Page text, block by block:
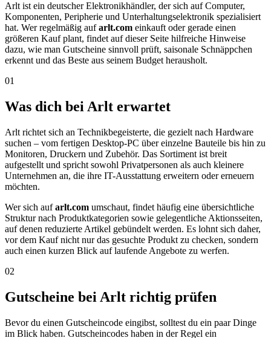
Arlt ist ein deutscher Elektronikhändler, der sich auf Computer,
Komponenten, Peripherie und Unterhaltungselektronik spezialisiert
hat. Wer regelmäßig aufarlt.com einkauft oder gerade einen
größeren Kauf plant, findet auf dieser Seite hilfreiche Hinweise
dazu, wie man Gutscheine sinnvoll prüft, saisonale Schnäppchen
erkennt und das Beste aus seinem Budget herausholt.
01
Was dich bei Arlt erwartet
Arlt richtet sich an Technikbegeisterte, die gezielt nach Hardware
suchen – vom fertigen Desktop-PC über einzelne Bauteile bis hin zu
Monitoren, Druckern und Zubehör. Das Sortiment ist breit
aufgestellt und spricht sowohl Privatpersonen als auch kleinere
Unternehmen an, die ihre IT-Ausstattung erweitern oder erneuern
möchten.
Wer sich aufarlt.com umschaut, findet häufig eine übersichtliche
Struktur nach Produktkategorien sowie gelegentliche Aktionsseiten,
auf denen reduzierte Artikel gebündelt werden. Es lohnt sich daher,
vor dem Kauf nicht nur das gesuchte Produkt zu checken, sondern
auch einen kurzen Blick auf laufende Angebote zu werfen.
02
Gutscheine bei Arlt richtig prüfen
Bevor du einen Gutscheincode eingibst, solltest du ein paar Dinge
im Blick haben. Gutscheincodes haben in der Regel ein